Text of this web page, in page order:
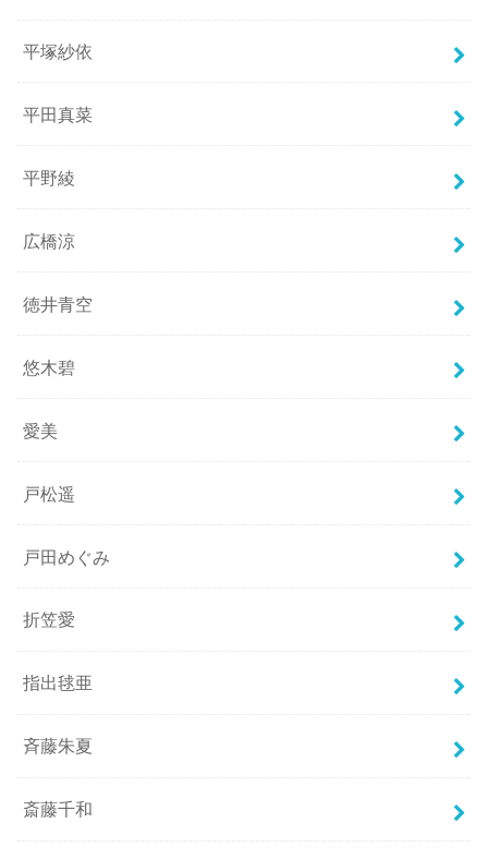
平塚紗依
平田真菜
平野綾
広橋涼
徳井青空
悠木碧
愛美
戸松遥
戸田めぐみ
折笠愛
指出毬亜
斉藤朱夏
斎藤千和